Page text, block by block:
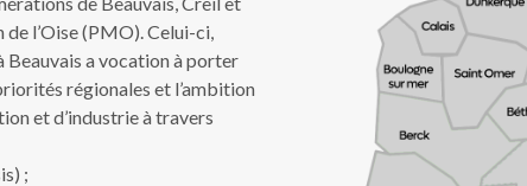
l’Oise (PMO). Celui-ci,
a vocation à porter
régionales et l’ambition
et d’industrie à travers
;